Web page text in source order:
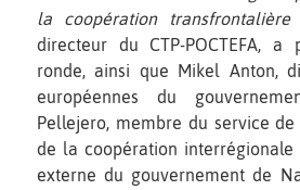
la coopération transfrontalière
directeur du CTP-POCTEFA,
ronde, ainsi que Mikel Anton,
européennes du
Pellejero, membre du service
de la coopération
externe du gouvernement de